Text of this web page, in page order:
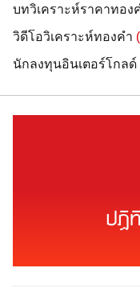
บทวิเคราะห์ราคาทอง
วิดีโอวิเคราะห์ทองคำ
นักลงทุนอินเตอร์โกลด์
ปฏิ